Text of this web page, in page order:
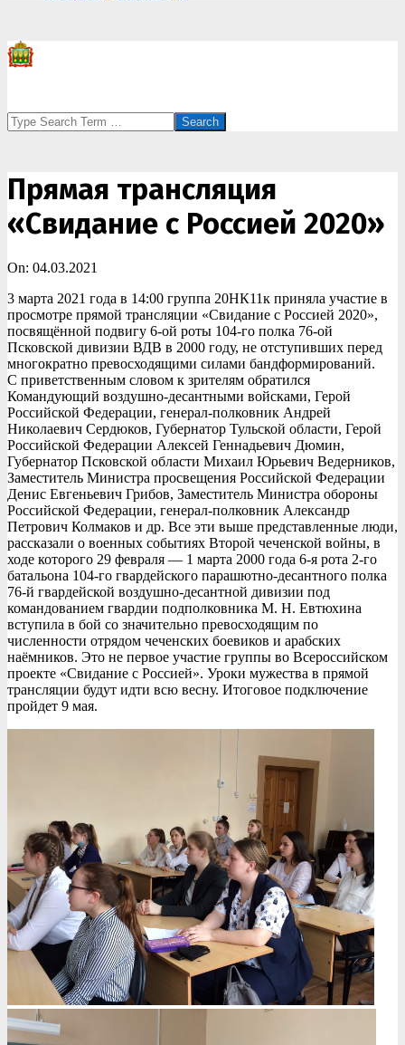
Search
Прямая трансляция
«Свидание с Россией 2020»
On: 04.03.2021
3 марта 2021 года в 14:00 группа 20НК11к приняла участие в
просмотре прямой трансляции «Свидание с Россией 2020»,
посвящённой подвигу 6-ой роты 104-го полка 76-ой
Псковской дивизии ВДВ в 2000 году, не отступивших перед
многократно превосходящими силами бандформирований.
С приветственным словом к зрителям обратился
Командующий воздушно-десантными войсками, Герой
Российской Федерации, генерал-полковник Андрей
Николаевич Сердюков, Губернатор Тульской области, Герой
Российской Федерации Алексей Геннадьевич Дюмин,
Губернатор Псковской области Михаил Юрьевич Ведерников,
Заместитель Министра просвещения Российской Федерации
Денис Евгеньевич Грибов, Заместитель Министра обороны
Российской Федерации, генерал-полковник Александр
Петрович Колмаков и др. Все эти выше представленные люди,
рассказали о военных событиях Второй чеченской войны, в
ходе которого 29 февраля — 1 марта 2000 года 6-я рота 2-го
батальона 104-го гвардейского парашютно-десантного полка
76-й гвардейской воздушно-десантной дивизии под
командованием гвардии подполковника М. Н. Евтюхина
вступила в бой со значительно превосходящим по
численности отрядом чеченских боевиков и арабских
наёмников. Это не первое участие группы во Всероссийском
проекте «Свидание с Россией». Уроки мужества в прямой
трансляции будут идти всю весну. Итоговое подключение
пройдет 9 мая.